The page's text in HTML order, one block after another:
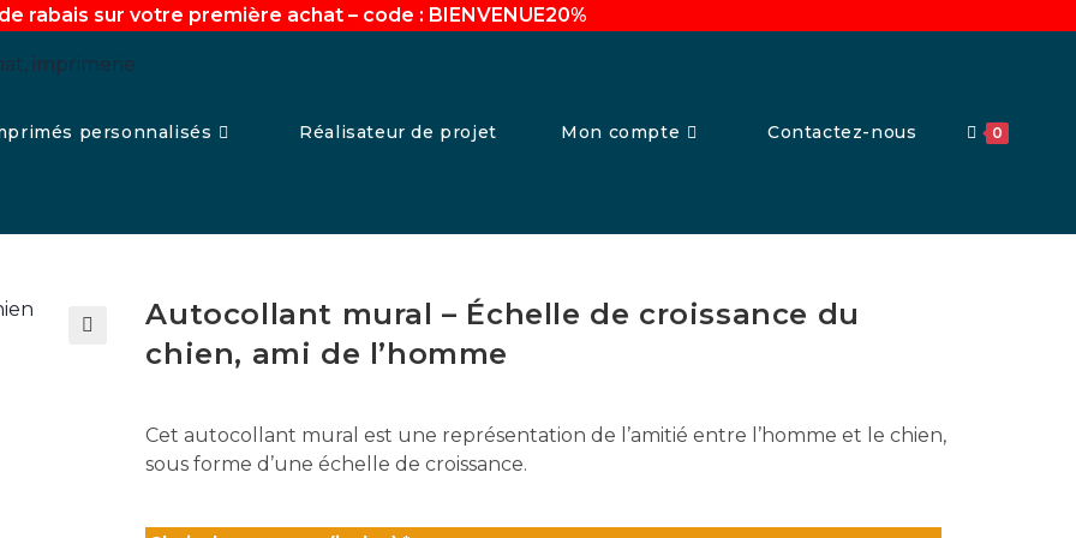
rabais sur votre première achat – code : BIENVENUE20%
personnalisés Réalisateur de projet Mon compte Contactez-nous 0
Autocollant mural – Échelle de croissance du
chien, ami de l’homme
Cet autocollant mural est une représentation de l’amitié entre l’homme et le chien,
sous forme d’une échelle de croissance.